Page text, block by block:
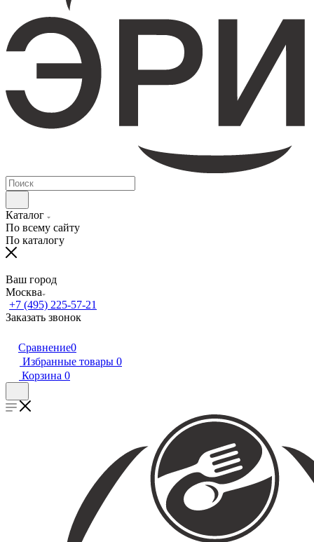
Каталог
По всему сайту
По каталогу
Ваш город
Москва
+7 (495) 225-57-21
Заказать звонок
Сравнение0
Избранные товары 0
Корзина 0